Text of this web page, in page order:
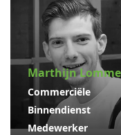
Marthijn
Commerciële
Binnendienst
Medewerker